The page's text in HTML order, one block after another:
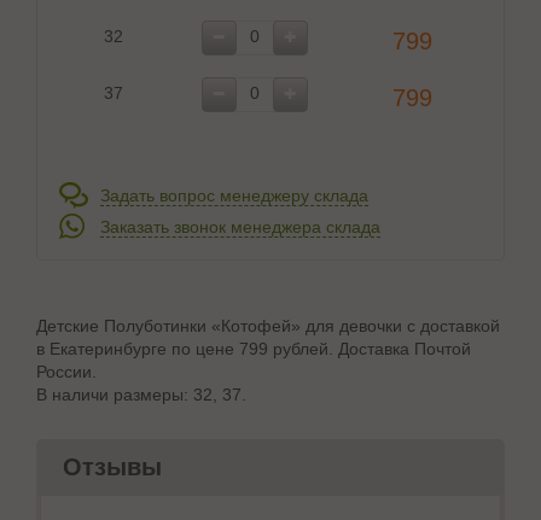
32
37
799
799
Задать вопрос менеджеру склада
Заказать звонок менеджера склада
Детские Полуботинки «Котофей» для девочки с доставкой
в Екатеринбурге по цене 799 рублей. Доставка Почтой
России.
В наличи размеры: 32, 37.
Отзывы